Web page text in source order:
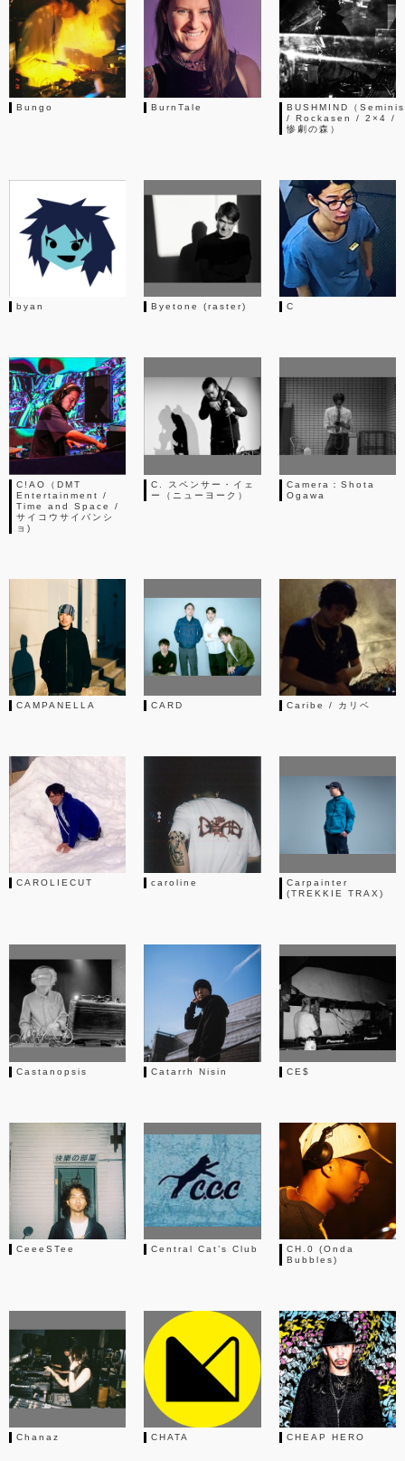
Bungo BurnTale
BUSHMIND（
/ Rockasen / 2×4 /
惨劇の森）
byan Byetone (raster) C
C!AO（DMT
Entertainment /
Time and Space /
サイコウサイバンシ
ョ)
C. スペンサー・イェ
ー（ニューヨーク）
Camera：Shota
Ogawa
CAMPANELLA CARD Caribe / カリベ
CAROLIECUT caroline
Carpainter
(TREKKIE TRAX)
Castanopsis Catarrh Nisin CE$
CeeeSTee Central Cat’s Club
CH.0 (Onda
Bubbles)
Chanaz CHATA CHEAP HERO